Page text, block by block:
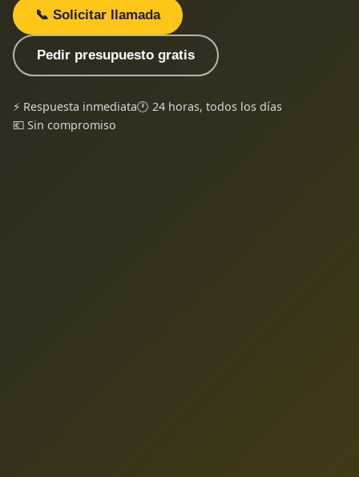
📞 Solicitar llamada
Pedir presupuesto gratis
⚡ Respuesta inmediata🕐 24 horas, todos los días
💶 Sin compromiso